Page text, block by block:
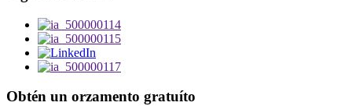
Obtén un orzamento gratuíto